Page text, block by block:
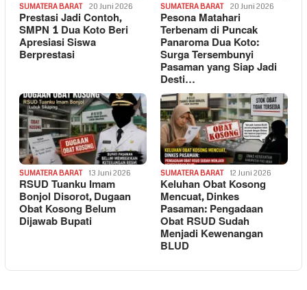
SUMATERA BARAT 20 Juni 2026
Prestasi Jadi Contoh,
SMPN 1 Dua Koto Beri
Apresiasi Siswa
Berprestasi
SUMATERA BARAT 20 Juni 2026
Pesona Matahari
Terbenam di Puncak
Panaroma Dua Koto:
Surga Tersembunyi
Pasaman yang Siap Jadi
Desti…
SUMATERA BARAT 13 Juni 2026
RSUD Tuanku Imam
Bonjol Disorot, Dugaan
Obat Kosong Belum
Dijawab Bupati
SUMATERA BARAT 12 Juni 2026
Keluhan Obat Kosong
Mencuat, Dinkes
Pasaman: Pengadaan
Obat RSUD Sudah
Menjadi Kewenangan
BLUD